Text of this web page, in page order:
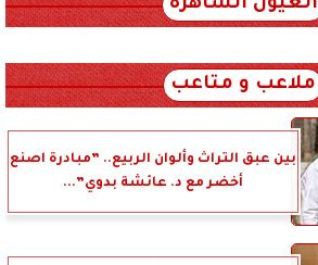
العيون الساهرة
ملاعب و متاعب
بين عبق التراث وألوان الربيع.. ”مبادرة اصنع
أخضر مع د. عائشة بدوي”...